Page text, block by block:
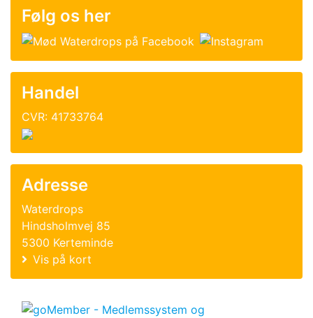
Følg os her
Handel
CVR: 41733764
Adresse
Waterdrops
Hindsholmvej 85
5300 Kerteminde
Vis på kort